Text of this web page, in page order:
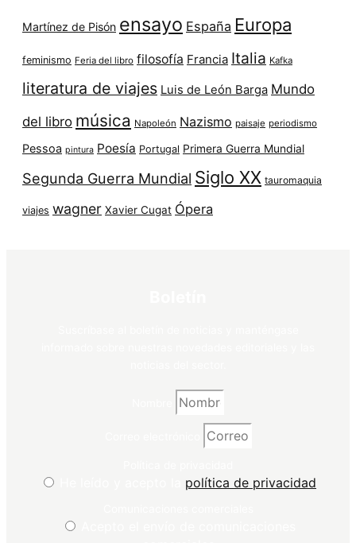
Martínez de Pisón ensayo España Europa
feminismo Feria del libro filosofía Francia Italia Kafka
literatura de viajes Luis de León Barga Mundo
del libro música Napoleón Nazismo paisaje periodismo
Pessoa pintura Poesía Portugal Primera Guerra Mundial
Segunda Guerra Mundial Siglo XX tauromaquia
viajes wagner Xavier Cugat Ópera
política de privacidad